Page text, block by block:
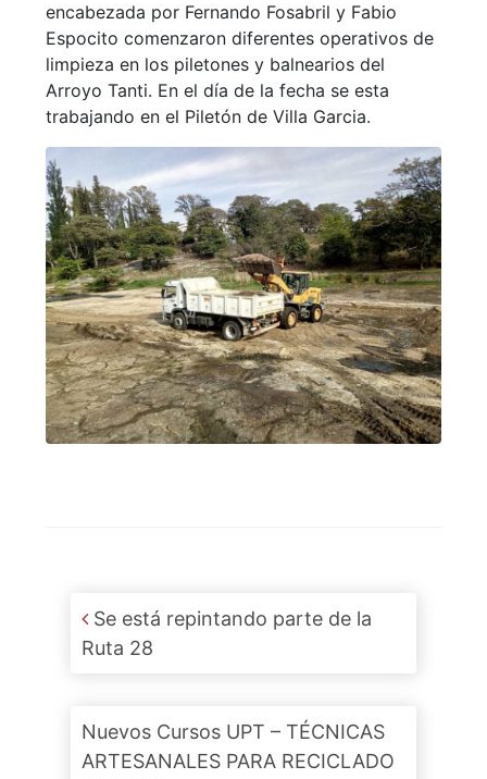
encabezada por Fernando Fosabril y Fabio
Espocito comenzaron diferentes operativos de
limpieza en los piletones y balnearios del
Arroyo Tanti. En el día de la fecha se esta
trabajando en el Piletón de Villa Garcia.
Post navigation
Se está repintando parte de la
Ruta 28
Nuevos Cursos UPT – TÉCNICAS
ARTESANALES PARA RECICLADO